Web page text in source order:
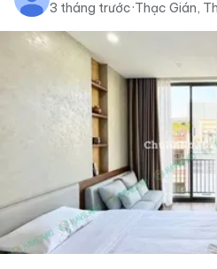
3 tháng trước·Thạc Gián,